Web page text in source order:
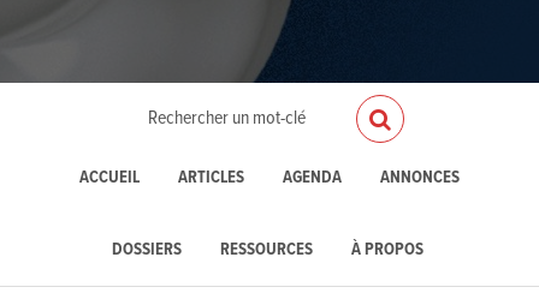
ACCUEIL ARTICLES AGENDA ANNONCES
DOSSIERS RESSOURCES À PROPOS